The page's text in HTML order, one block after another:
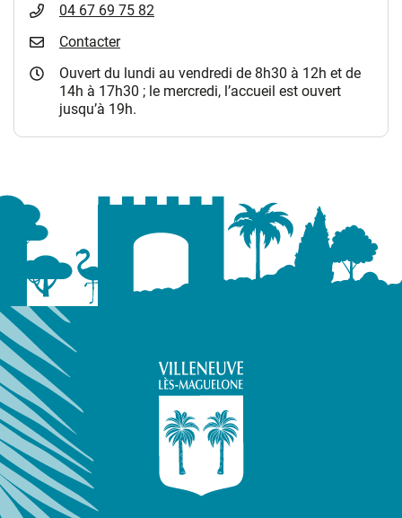
04 67 69 75 82
Contacter
Ouvert du lundi au vendredi de 8h30 à 12h et de
14h à 17h30 ; le mercredi, l’accueil est ouvert
jusqu’à 19h.